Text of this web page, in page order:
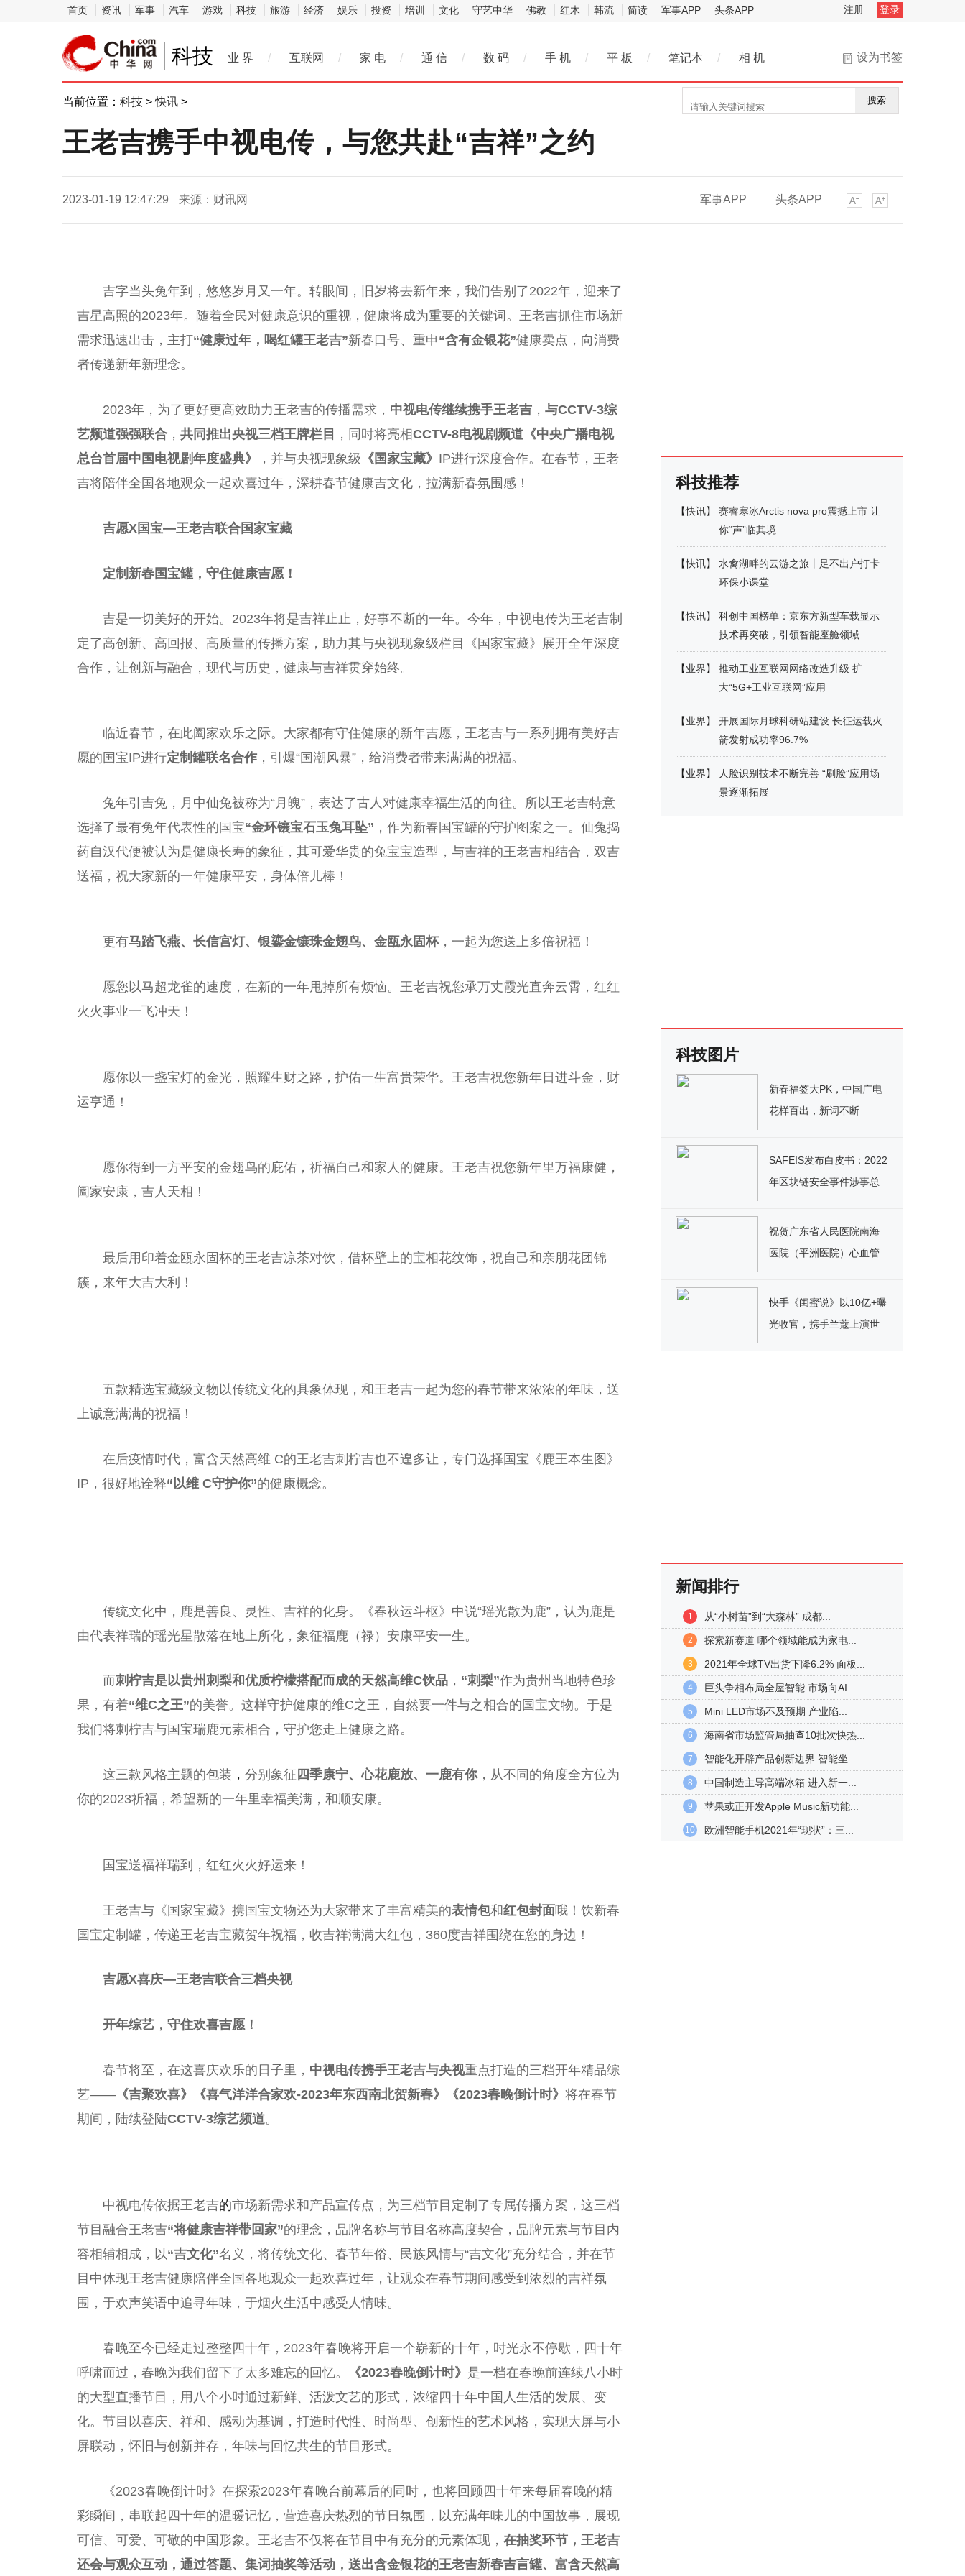
首页 资讯 军事 汽车 游戏 科技 旅游 经济 娱乐 投资 培训 文化 守艺中华 佛教 红木 韩流 简读 军事APP 头条APP 注册 登录
科技 设为书签
业 界 / 互联网 / 家 电 / 通 信 / 数 码 / 手 机 / 平 板 / 笔记本 / 相 机
当前位置： 科技 >快讯 > 搜索
王老吉携手中视电传，与您共赴“吉祥”之约
2023-01-19 12:47:29 来源：财讯网 军事APP 头条APP
吉字当头兔年到，悠悠岁月又一年。转眼间，旧岁将去新年来，我们告别了2022年，迎来了
吉星高照的2023年。随着全民对健康意识的重视，健康将成为重要的关键词。王老吉抓住市场新
需求迅速出击，主打“健康过年，喝红罐王老吉”新春口号、重申 “含有金银花”健康卖点，向消费
者传递新年新理念。
2023年，为了更好更高效助力王老吉的传播需求， 中视电传继续携手王老吉 ， 与CCTV-3综
艺频道强强联合 ， 共同推出央视三档王牌栏目 ，同时将亮相CCTV-8电视剧频道《中央广播电视
总台首届中国 电视剧年度盛典》 ，并与央视现象级 《 国家宝藏》 IP进行深度合作。在春节，王老
吉将陪伴全国各地观众一起欢喜过年，深耕春节健康吉文化，拉满新春氛围感！
吉愿X国宝—王老吉联合国 家宝藏
定制新春国宝罐，守住健康吉愿！
吉是一切美好的开始。2023年将是吉祥止止，好事不断的一年。今年，中视电传为王老吉制
定了高创新、高回报、高质量的传播方案，助力其与央视现象级栏目《国家宝藏》展开全年深度
合作，让创新与融合，现代与历史，健康与吉祥贯穿始终。
临近春节，在此阖家欢乐之际。大家都有守住健康的新年吉愿，王老吉与一系列拥有美好吉
愿的国宝IP进行定制罐联名合作 ，引爆“国潮风暴”，给消费者带来满满的祝福。
兔年引吉兔，月中仙兔被称为“月魄”，表达了古人对健康幸福生活的向往。所以王老吉特意
选择了最有兔年代表性的国宝“金环镶宝石玉兔耳坠” ，作为新春国宝罐的守护图案之一。仙兔捣
药自汉代便被认为是健康长寿的象征，其可爱华贵的兔宝宝造型，与吉祥的王老吉相结合，双吉
送福，祝大家新的一年健康平安，身体倍儿棒！
更有马踏飞燕、长信宫灯、银鎏金镶珠金翅鸟、金瓯永固杯，一起为您送上多倍祝福！
愿您以马超龙雀的速度，在新的一年甩掉所有烦恼。王老吉祝您承万丈霞光直奔云霄，红红
火火事业一飞冲天！
愿你以一盏宝灯的金光，照耀生财之路，护佑一生富贵荣华。王老吉祝您新年日进斗金，财
运亨通！
愿你得到一方平安的金翅鸟的庇佑，祈福自己和家人的健康。王老吉祝您新年里万福康健，
阖家安康，吉人天相！
最后用印着金瓯永固杯的王老吉凉茶对饮，借杯壁上的宝相花纹饰，祝自己和亲朋花团锦
簇，来年大吉大利！
五款精选宝藏级文物以传统文化的具象体现，和王老吉一起为您的春节带来浓浓的年味，送
上诚意满满的祝福！
在后疫情时代，富含天然高维 C的王老吉刺柠吉也不遑多让，专门选择国宝《鹿王本生图》
IP，很好地诠释“以维 C守护你”的健康概念。
传统文化中，鹿是善良、灵性、吉祥的化身。《春秋运斗枢》中说“瑶光散为鹿”，认为鹿是
由代表祥瑞的瑶光星散落在地上所化，象征福鹿（禄）安康平安一生。
而刺柠吉是以贵州刺梨和优质柠檬搭配而成的天然高维C饮品 ， “刺梨”作为贵州当地特色珍
果，有着“维C之王”的美誉。这样守护健康的维C之王，自然要一件与之相合的国宝文物。于是
我们将刺柠吉与国宝瑞鹿元素相合，守护您走上健康之路。
这三款风格主题的包装 ， 分别象征 四季康宁、心花鹿放、一鹿有你，从不同的角度全方位为
你的2023祈福，希望新的一年里幸福美满，和顺安康。
国宝送福祥瑞到，红红火火好运来！
王老吉与《国家宝藏》携国宝文物还为大家带来了丰富精美的表情包和红包封面哦！饮新春
国宝定制罐，传递王老吉宝藏贺年祝福，收吉祥满满大红包，360度吉祥围绕在您的身边！
吉愿X喜庆—王老吉联合三档央视
开年综艺，守住欢喜吉愿！
春节将至，在这喜庆欢乐的日子里， 中视电传携手王老吉与央视重点打造的三档开年精品综
艺—— 《吉聚欢喜》《喜气洋洋合家欢-2023年东西南北贺新春》《2023春晚倒计时》 将在春节
期间，陆续登陆CCTV-3综艺频道。
中视电传依据王老吉的市场新需求和产品宣传点，为三档节目定制了专属传播方案，这三档
节目融合王老吉“将健康吉祥带回家”的理念，品牌名称与节目名称高度契合，品牌元素与节目内
容相辅相成，以“吉文化”名义，将传统文化、春节年俗、民族风情与“吉文化”充分结合，并在节
目中体现王老吉健康陪伴全国各地观众一起欢喜过年，让观众在春节期间感受到浓烈的吉祥氛
围，于欢声笑语中追寻年味，于烟 火生活中感受人情味。
春晚至今已经走过整整四十年，2023年春晚将开启一个崭新的十年，时光永不停歇，四十年
呼啸而过，春晚为我们留下了太多难忘的回忆。
《2023春晚倒计时》 是一档在春晚前连续八小时
的大型直播节目，用八个小时通过新鲜、活泼文艺的形式，浓缩四十年中国 人生活的发展、变
化。节目以喜庆、祥和、感动为基调，打造时代性、时尚型、创新性的艺术风格，实现大屏与小
屏联动，怀旧与创新并存，年味与回忆共生的节目形式。
《2023春晚倒计时》在探索2023年春晚台前幕后的同时，也将回顾四十年来每届春晚的精
彩瞬间，串联起四十年的温暖记忆，营造喜庆热烈的节日氛围，以充满年味儿的中国故事，展现
可信、可爱、可敬的中国 形象。王老吉不仅将在节目中有充分的元素体现， 在抽奖环节，王老吉
还会与观众互动，通过答题、集词抽奖等活动，送出含金银花的王老吉新春吉言罐、富含天然高
科技推荐
【快讯】
赛睿寒冰Arctis nova pro震撼上市 让
你“声”临其境
【快讯】
水禽湖畔的云游之旅丨足不出户打卡
环保小课堂
【快讯】
科创中国榜单：京东方新型车载显示
技术再突破，引领智能座舱领域
【业界】
推动工业互联网网络改造升级 扩
大“5G+工业互联网”应用
【业界】
开展国际月球科研站建设 长征运载火
箭发射成功率96.7%
【业界】
人脸识别技术不断完善 “刷脸”应用场
景逐渐拓展
科技图片
新春福签大PK，中国广电
花样百出，新词不断
SAFEIS发布白皮书：2022
年区块链安全事件涉事总
祝贺广东省人民医院南海
医院（平洲医院）心血管
举办
快手《闺蜜说》以10亿+曝
光收官，携手兰蔻上演世
新闻排行
1 从“小树苗”到“大森林” 成都...
2 探索新赛道 哪个领域能成为家电...
3 2021年全球TV出货下降6.2% 面板...
4 巨头争相布局全屋智能 市场向AI...
5 Mini LED市场不及预期 产业陷...
6 海南省市场监管局抽查10批次快热...
7 智能化开辟产品创新边界 智能坐...
8 中国制造主导高端冰箱 进入新一...
9 苹果或正开发Apple Music新功能...
10 欧洲智能手机2021年“现状”：三...